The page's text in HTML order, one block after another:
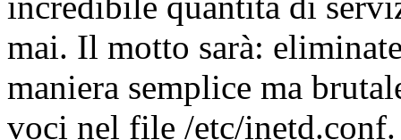
mai. Il motto sarà:
maniera semplice ma
voci nel file /etc/inetd.conf.